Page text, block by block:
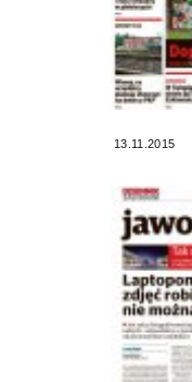
13.11.2015